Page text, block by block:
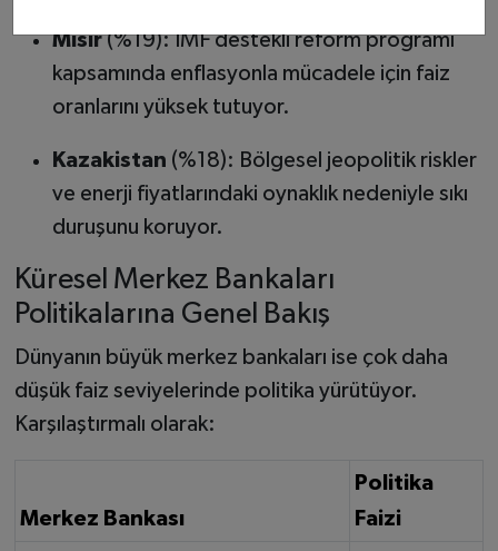
Mısır(%19): IMF destekli reform programı
kapsamında enflasyonla mücadele için faiz
oranlarını yüksek tutuyor.
Kazakistan (%18): Bölgesel jeopolitik riskler
ve enerji fiyatlarındaki oynaklık nedeniyle sıkı
duruşunu koruyor.
Küresel Merkez Bankaları
Politikalarına Genel Bakış
Dünyanın büyük merkez bankaları ise çok daha
düşük faiz seviyelerinde politika yürütüyor.
Karşılaştırmalı olarak:
Merkez Bankası
Politika
Faizi